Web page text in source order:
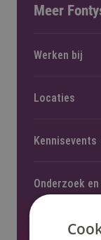
Meer
Werken bij
Locaties
Kennisevents
Onderzoek
Nieuws en